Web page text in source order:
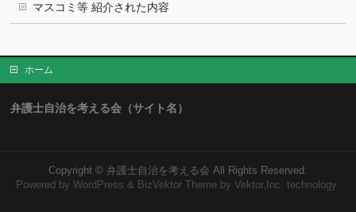
マスコミ等 紹介された内容
ホーム
弁護士自治を考える会（サイト名）
Copyright © 弁護士自治を考える会 All Rights Reserved.
Powered byWordPress & BizVektor Theme by Vektor,Inc. technology.